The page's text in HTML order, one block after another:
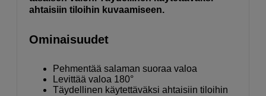
ahtaisiin tiloihin kuvaamiseen.
Ominaisuudet
Pehmentää salaman suoraa valoa
Levittää valoa 180°
Täydellinen käytettäväksi ahtaisiin tiloihin